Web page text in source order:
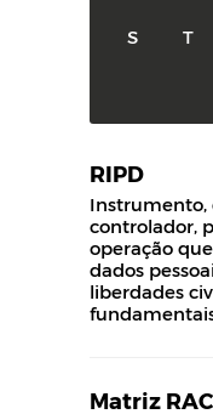
S T
RIPD
Instrumento,
controlador,
operação
dados
liberdades
Matriz